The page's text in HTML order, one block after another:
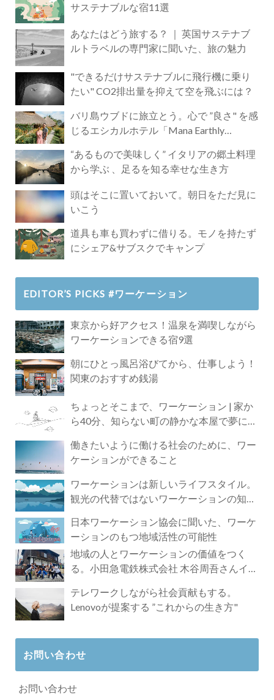
サステナブルな宿11選
あなたはどう旅する？ ｜ 英国サステナブ
ルトラベルの専門家に聞いた、旅の魅力
"できるだけサステナブルに飛行機に乗り
たい" CO2排出量を抑えて空を飛ぶには？
バリ島ウブドに旅立とう。心で ”良さ" を感
じるエシカルホテル「Mana Earthly
“あるもので美味しく” イタリアの郷土料理
から学ぶ 、足るを知る幸せな生き方
頭はそこに置いておいて。朝日をただ見に
いこう
道具も車も買わずに借りる。モノを持たず
にシェア&サブスクでキャンプ
EDITOR’S PICKS #ワーケーション
東京から好アクセス！温泉を満喫しながら
ワーケーションできる宿9選
朝にひとっ風呂浴びてから、仕事しよう！
関東のおすすめ銭湯
ちょっとそこまで、ワーケーション | 家か
ら40分、知らない町の静かな本屋で夢に近
働きたいように働ける社会のために、ワー
ケーションができること
ワーケーションは新しいライフスタイル。
観光の代替ではないワーケーションの知ら
日本ワーケーション協会に聞いた、ワーケ
ーションのもつ地域活性の可能性
地域の人とワーケーションの価値をつく
る。小田急電鉄株式会社 木谷周吾さんイン
テレワークしながら社会貢献もする。
Lenovoが提案する ”これからの生き方"
お問い合わせ
お問い合わせ